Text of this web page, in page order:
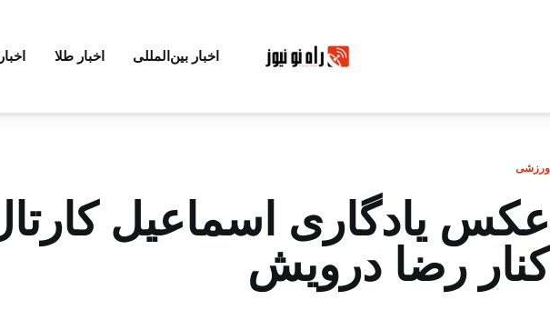
اخبار بین‌المللی اخبار طلا
ورزشی
عکس یادگاری اسماعیل
کنار رضا درویش